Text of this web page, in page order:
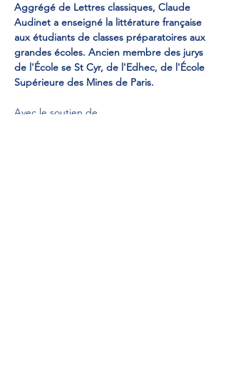
Aggrégé de Lettres classiques, Claude
Audinet a enseigné la littérature française
aux étudiants de classes préparatoires aux
grandes écoles. Ancien membre des jurys
de l'École se St Cyr, de l'Edhec, de l'École
Supérieure des Mines de Paris.
Avec le soutien de…